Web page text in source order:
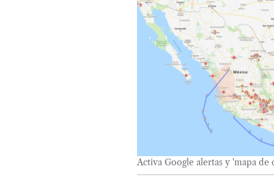
Activa Google alertas y 'mapa